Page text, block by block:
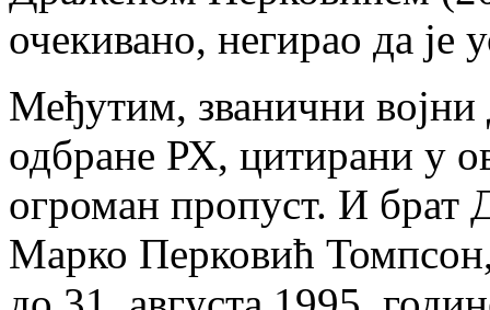
очекивано, негирао да
Међутим, званични
одбране РХ, цитирани у
огроман пропуст. И брат
Марко Перковић